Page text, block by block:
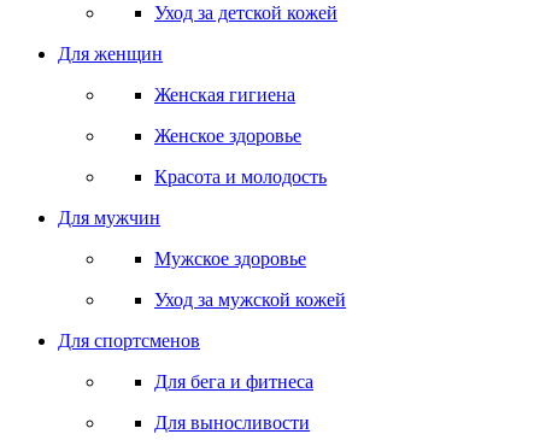
Уход за детской кожей
Для женщин
Женская гигиена
Женское здоровье
Красота и молодость
Для мужчин
Мужское здоровье
Уход за мужской кожей
Для спортсменов
Для бега и фитнеса
Для выносливости